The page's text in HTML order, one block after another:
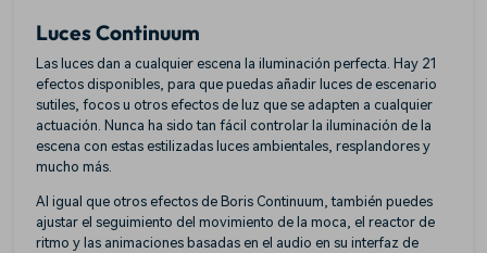
Luces Continuum
Las luces dan a cualquier escena la iluminación perfecta. Hay 21
efectos disponibles, para que puedas añadir luces de escenario
sutiles, focos u otros efectos de luz que se adapten a cualquier
actuación. Nunca ha sido tan fácil controlar la iluminación de la
escena con estas estilizadas luces ambientales, resplandores y
mucho más.
Al igual que otros efectos de Boris Continuum, también puedes
ajustar el seguimiento del movimiento de la moca, el reactor de
ritmo y las animaciones basadas en el audio en su interfaz de